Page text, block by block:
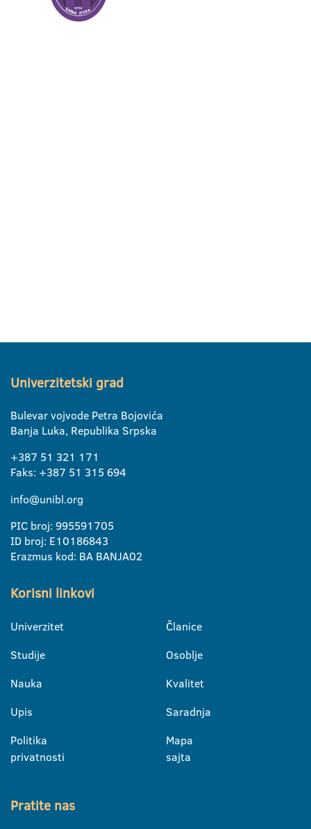
Univerzitetski grad
Bulevar vojvode Petra Bojovića
Banja Luka, Republika Srpska
+387 51 321 171
Faks: +387 51 315 694
info@unibl.org
PIC broj: 995591705
ID broj: E10186843
Erazmus kod: BA BANJA02
Korisni linkovi
Univerzitet
Studije
Nauka
Upis
Politika
privatnosti
Članice
Osoblje
Kvalitet
Saradnja
Mapa
sajta
Pratite nas